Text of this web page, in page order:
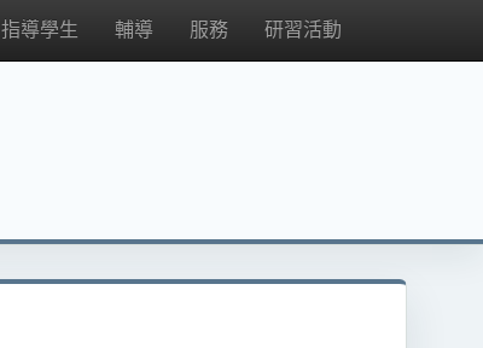
指導學生 輔導 服務 研習活動